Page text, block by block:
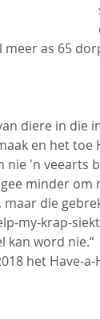
as 65
diere in die
en het toe
nie 'n veearts
minder om
die
my-krap-
kan word nie.”
het Have-